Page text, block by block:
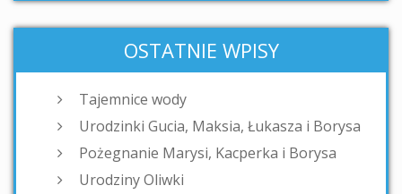
OSTATNIE WPISY
Tajemnice wody
Urodzinki Gucia, Maksia, Łukasza i Borysa
Pożegnanie Marysi, Kacperka i Borysa
Urodziny Oliwki